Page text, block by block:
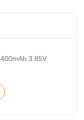
3.85V